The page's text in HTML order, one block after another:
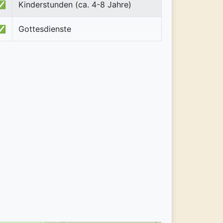
Kinderstunden (ca. 4-8 Jahre)
Gottesdienste